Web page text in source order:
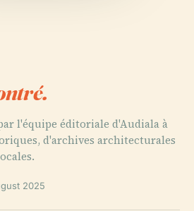
l'équipe éditoriale d'Audiala à
d'archives architecturales
2025